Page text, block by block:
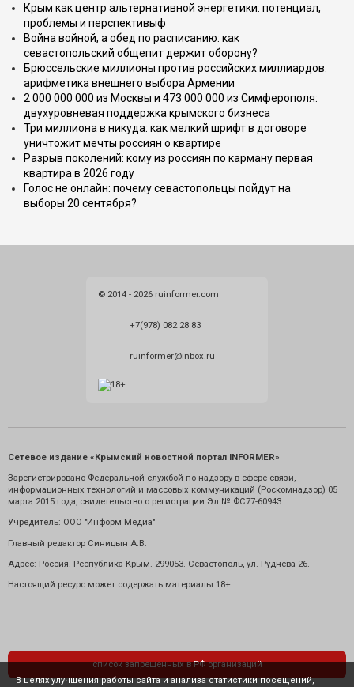
Крым как центр альтернативной энергетики: потенциал,
проблемы и перспективыф
Война войной, а обед по расписанию: как
севастопольский общепит держит оборону?
Брюссельские миллионы против российских миллиардов:
арифметика внешнего выбора Армении
2 000 000 000 из Москвы и 473 000 000 из Симферополя:
двухуровневая поддержка крымского бизнеса
Три миллиона в никуда: как мелкий шрифт в договоре
уничтожит мечты россиян о квартире
Разрыв поколений: кому из россиян по карману первая
квартира в 2026 году
Голос не онлайн: почему севастопольцы пойдут на
выборы 20 сентября?
© 2014 - 2026 ruinformer.com
+7(978) 082 28 83
ruinformer@inbox.ru
Сетевое издание «Крымский новостной портал INFORMER»
Зарегистрировано Федеральной службой по надзору в сфере связи,
информационных технологий и массовых коммуникаций (Роскомнадзор) 05
марта 2015 года, свидетельство о регистрации Эл № ФС77-60943.
Учредитель: ООО "Информ Медиа"
Главный редактор Синицын А.В.
Адрес: Россия. Республика Крым. 299053. Севастополь, ул. Руднева 26.
Настоящий ресурс может содержать материалы 18+
список запрещенных в РФ организаций
В целях улучшения работы сайта и анализа статистики посещений,